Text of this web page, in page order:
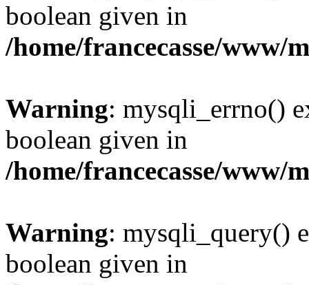
boolean given in
/home/francecasse/www/
Warning: mysqli_errno()
boolean given in
/home/francecasse/www/
Warning: mysqli_query()
boolean given in